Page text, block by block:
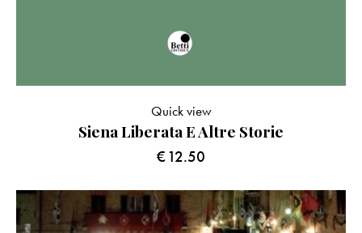
Siena Liberata E Altre Storie
€12.50
Quick view